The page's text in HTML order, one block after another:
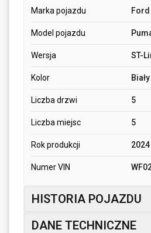
Marka pojazdu Ford
Model pojazdu
Wersja ST-
Kolor Biały
Liczba drzwi 5
Liczba miejsc 5
Rok produkcji 2024
Numer VIN
HISTORIA POJAZDU
DANE TECHNICZNE